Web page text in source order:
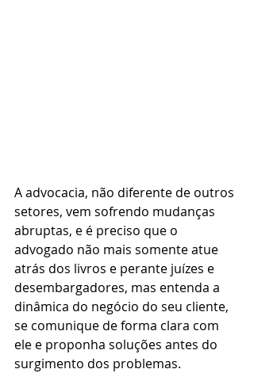
A advocacia, não diferente de outros
setores, vem sofrendo mudanças
abruptas, e é preciso que o
advogado não mais somente atue
atrás dos livros e perante juízes e
desembargadores, mas entenda a
dinâmica do negócio do seu cliente,
se comunique de forma clara com
ele e proponha soluções antes do
surgimento dos problemas.